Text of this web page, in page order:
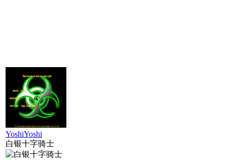
YoshiYoshi
白银十字骑士